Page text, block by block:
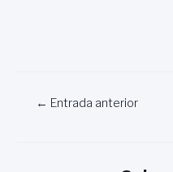
Navegación
← Entrada anterior